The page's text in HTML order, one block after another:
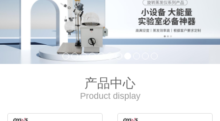
产品中心
Product display